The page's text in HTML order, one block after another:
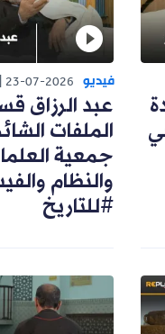
23-07-2026
12:11
الرزاق قسوم يفتح
الشائكة:
العلماء بالثورة
والفيس |